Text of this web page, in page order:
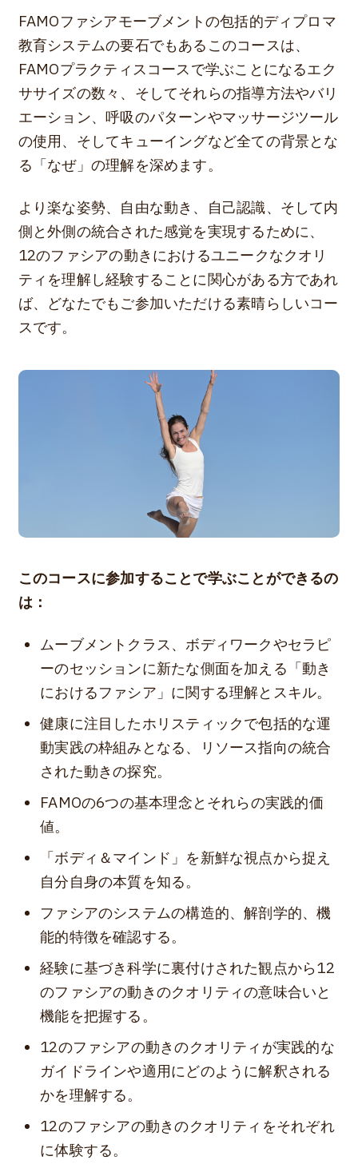
FAMOファシアモーブメントの包括的ディプロマ
教育システムの要石でもあるこのコースは、
FAMOプラクティスコースで学ぶことになるエク
ササイズの数々、そしてそれらの指導方法やバリ
エーション、呼吸のパターンやマッサージツール
の使用、そしてキューイングなど全ての背景とな
る「なぜ」の理解を深めます。
より楽な姿勢、自由な動き、自己認識、そして内
側と外側の統合された感覚を実現するために、
12のファシアの動きにおけるユニークなクオリ
ティを理解し経験することに関心がある方であれ
ば、どなたでもご参加いただける素晴らしいコー
スです。
このコースに参加することで学ぶことができるの
は：
ムーブメントクラス、ボディワークやセラピ
ーのセッションに新たな側面を加える「動き
におけるファシア」に関する理解とスキル。
健康に注目したホリスティックで包括的な運
動実践の枠組みとなる、リソース指向の統合
された動きの探究。
FAMOの6つの基本理念とそれらの実践的価
値。
「ボディ＆マインド」を新鮮な視点から捉え
自分自身の本質を知る。
ファシアのシステムの構造的、解剖学的、機
能的特徴を確認する。
経験に基づき科学に裏付けされた観点から12
のファシアの動きのクオリティの意味合いと
機能を把握する。
12のファシアの動きのクオリティが実践的な
ガイドラインや適用にどのように解釈される
かを理解する。
12のファシアの動きのクオリティをそれぞれ
に体験する。